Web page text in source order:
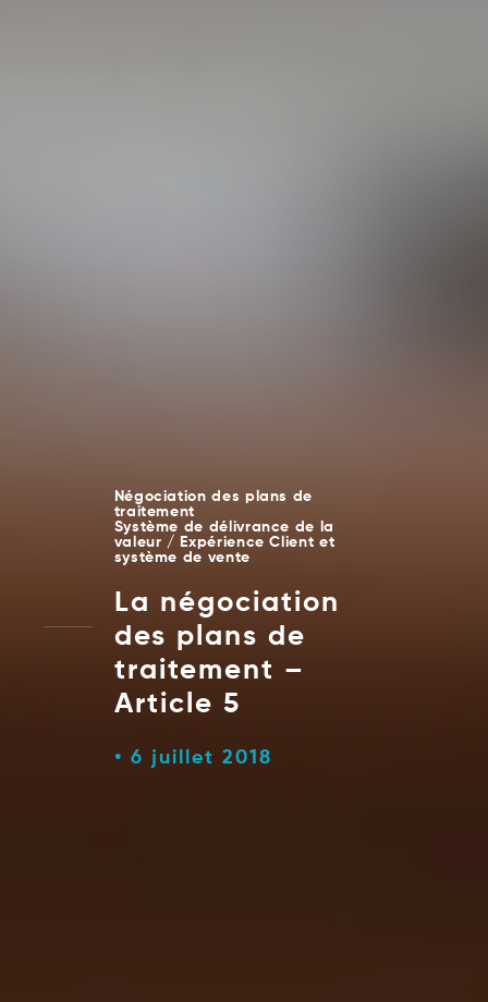
Négociation des plans de
traitement
Système de délivrance de la
valeur / Expérience Client et
système de vente
La négociation
des plans de
traitement –
Article 5
6 juillet 2018